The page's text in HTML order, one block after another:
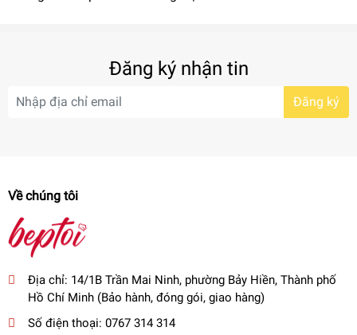
nhôm nguyên chất, sử dụng chất chống dính cao cấp của Whitford.
- Đa chức năng : Nấu cơm, nấu súp, nấu cháo, nấu đậu, làm bánh, hầm
gân, hấp cá…
Đăng ký nhận tin
Đăng ký
Về chúng tôi
Địa chỉ: 14/1B Trần Mai Ninh, phường Bảy Hiền, Thành phố
Hồ Chí Minh (Bảo hành, đóng gói, giao hàng)
Số điện thoại: 0767 314 314